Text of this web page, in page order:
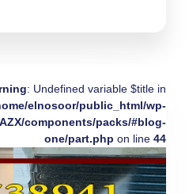
: Undefined variable $title in
elnosoor/public_html/wp-
components/packs/#blog-
one/part.php on line 44